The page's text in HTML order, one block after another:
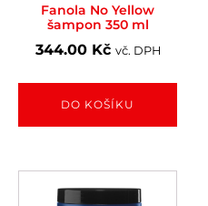
Fanola No Yellow
šampon 350 ml
344.00 Kč vč. DPH
DO KOŠÍKU